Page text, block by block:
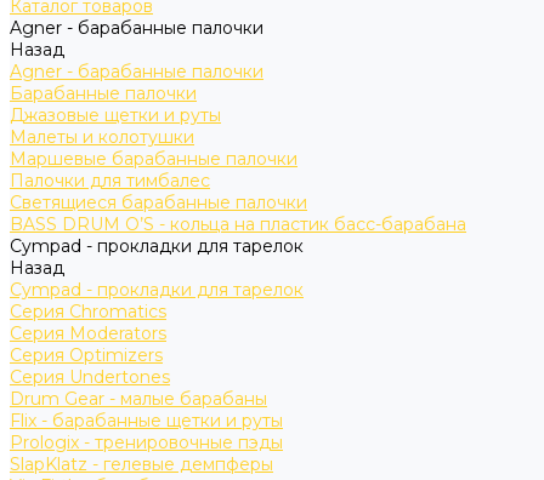
Каталог товаров
Agner - барабанные палочки
Назад
Agner - барабанные палочки
Барабанные палочки
Джазовые щетки и руты
Малеты и колотушки
Маршевые барабанные палочки
Палочки для тимбалес
Светящиеся барабанные палочки
BASS DRUM O’S - кольца на пластик басс-барабана
Cympad - прокладки для тарелок
Назад
Cympad - прокладки для тарелок
Серия Chromatics
Серия Moderators
Серия Optimizers
Серия Undertones
Drum Gear - малые барабаны
Flix - барабанные щетки и руты
Prologix - тренировочные пэды
SlapKlatz - гелевые демпферы